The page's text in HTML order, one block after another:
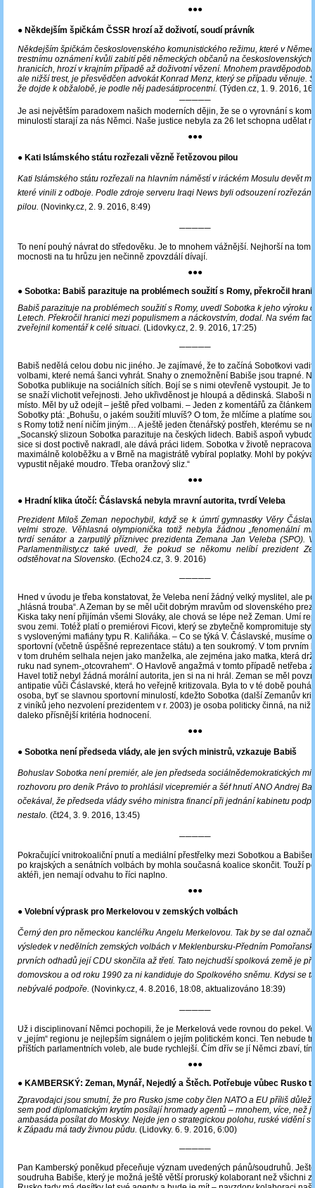
●●●
● Někdejším špičkám ČSSR hrozí až doživotí, soudí právník
Někdejším špičkám československého komunistického režimu, které v
trestnímu oznámení kvůli zabití pěti německých občanů na československých
hranicích, hrozí v krajním případě až doživotní vězení. Mnohem
ale nižší trest, je přesvědčen advokát Konrad Menz, který se případu věnuje.
že dojde k obžalobě, je podle něj padesátiprocentní. (Týden.cz, 1. 9. 2016,
─────
Je asi největším paradoxem našich moderních dějin, že se o vyrovnání s
minulostí starají za nás Němci. Naše justice nebyla za 26 let schopna udělat
●●●
● Kati Islámského státu rozřezali vězně řetězovou pilou
Kati Islámského státu rozřezali na hlavním náměstí v iráckém Mosulu devět
které vinili z odboje. Podle zdroje serveru Iraqi News byli odsouzení
pilou. (Novinky.cz, 2. 9. 2016, 8:49)
─────
To není pouhý návrat do středověku. Je to mnohem vážnější. Nejhorší na tom
mocnosti na tu hrůzu jen nečinně zpovzdálí dívají.
●●●
● Sobotka: Babiš parazituje na problémech soužití s Romy, překročil
Babiš parazituje na problémech soužití s Romy, uvedl Sobotka k jeho výroku
Letech. Překročil hranici mezi populismem a náckovstvím, dodal. Na svém
zveřejnil komentář k celé situaci. (Lidovky.cz, 2. 9. 2016, 17:25)
─────
Babiš nedělá celou dobu nic jiného. Je zajímavé, že to začíná Sobotkovi vadit
volbami, které nemá šanci vyhrát. Snahy o znemožnění Babiše jsou trapné.
Sobotka publikuje na sociálních sítích. Bojí se s nimi otevřeně vystoupit. Je to
se snaží vlichotit veřejnosti. Jeho ukřivděnost je hloupá a dědinská. Slaboši
místo. Měl by už odejít – ještě před volbami. ‒ Jeden z komentářů za článkem
Sobotky ptá: „Bohušu, o jakém soužití mluvíš? O tom, že mlčíme a platíme
s Romy totiž není ničím jiným… A ještě jeden čtenářský postřeh, kterému se
„Socanský slizoun Sobotka parazituje na českých lidech. Babiš aspoň
sice si dost poctivě nakradl, ale dává práci lidem. Sobotka v životě
maximálně koloběžku a v Brně na magistrátě vybíral poplatky. Mohl by
vypustit nějaké moudro. Třeba oranžový sliz.“
●●●
● Hradní klika útočí: Čáslavská nebyla mravní autorita, tvrdí Veleba
Prezident Miloš Zeman nepochybil, když se k úmrtí gymnastky Věry
velmi stroze. Věhlasná olympionička totiž nebyla žádnou „fenomenální
tvrdí senátor a zarputilý příznivec prezidenta Zemana Jan Veleba (SPO).
Parlamentnílisty.cz také uvedl, že pokud se někomu nelíbí prezident
odstěhovat na Slovensko. (Echo24.cz, 3. 9. 2016)
─────
Hned v úvodu je třeba konstatovat, že Veleba není žádný velký myslitel, ale
„hlásná trouba“. A Zeman by se měl učit dobrým mravům od slovenského
Kiska taky není přijímán všemi Slováky, ale chová se lépe než Zeman. Umí
svou zemi. Totéž platí o premiérovi Ficovi, který se zbytečně kompromituje
s vyslovenými mafiány typu R. Kaliňáka. ‒ Co se týká V. Čáslavské, musíme
sportovní (včetně úspěšné reprezentace státu) a ten soukromý. V tom prvním
v tom druhém selhala nejen jako manželka, ale zejména jako matka, která
ruku nad synem-„otcovrahem“. O Havlově angažmá v tomto případě netřeba
Havel totiž nebyl žádná morální autorita, jen si na ni hrál. Zeman se měl
antipatie vůči Čáslavské, která ho veřejně kritizovala. Byla to v té době pouhá
osoba, byť se slavnou sportovní minulostí, kdežto Sobotka (další Zemanův
z viníků jeho nezvolení prezidentem v r. 2003) je osoba politicky činná, na niž
daleko přísnější kritéria hodnocení.
●●●
● Sobotka není předseda vlády, ale jen svých ministrů, vzkazuje Babiš
Bohuslav Sobotka není premiér, ale jen předseda sociálnědemokratických
rozhovoru pro deník Právo to prohlásil vicepremiér a šéf hnutí ANO Andrej
očekával, že předseda vlády svého ministra financí při jednání kabinetu
nestalo. (čt24, 3. 9. 2016, 13:45)
─────
Pokračující vnitrokoaliční pnutí a mediální přestřelky mezi Sobotkou a
po krajských a senátních volbách by mohla současná koalice skončit. Touží
aktéři, jen nemají odvahu to říci naplno.
●●●
● Volební výprask pro Merkelovou v zemských volbách
Černý den pro německou kancléřku Angelu Merkelovou. Tak by se dal
výsledek v nedělních zemských volbách v Meklenbursku-Předním
prvních odhadů její CDU skončila až třetí. Tato nejchudší spolková země je
domovskou a od roku 1990 za ni kandiduje do Spolkového sněmu. Kdysi se
nebývalé podpoře. (Novinky.cz, 4. 8.2016, 18:08, aktualizováno 18:39)
─────
Už i disciplinovaní Němci pochopili, že je Merkelová vede rovnou do pekel.
v „jejím“ regionu je nejlepším signálem o jejím politickém konci. Ten nebude
příštích parlamentních voleb, ale bude rychlejší. Čím dřív se jí Němci zbaví,
●●●
● KAMBERSKÝ: Zeman, Mynář, Nejedlý a Štěch. Potřebuje vůbec Rusko
Zpravodajci jsou smutní, že pro Rusko jsme coby člen NATO a EU příliš
sem pod diplomatickým krytím posílají hromady agentů – mnohem, více, než
ambasáda posílat do Moskvy. Nejde jen o strategickou polohu, ruské vidění
k Západu má tady živnou půdu. (Lidovky. 6. 9. 2016, 6:00)
─────
Pan Kamberský poněkud přeceňuje význam uvedených pánů/soudruhů.
soudruha Babiše, který je možná ještě větší proruský kolaborant než všichni